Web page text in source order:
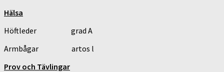
Hälsa
Höftleder grad A
Armbågar artos l
Prov och Tävlingar